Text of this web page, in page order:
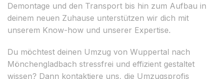
Demontage und den Transport bis hin zum Aufbau in
deinem neuen Zuhause unterstützen wir dich mit
unserem Know-how und unserer Expertise.
Du möchtest deinen Umzug von Wuppertal nach
Mönchengladbach stressfrei und effizient gestaltet
wissen? Dann kontaktiere uns, die Umzugsprofis